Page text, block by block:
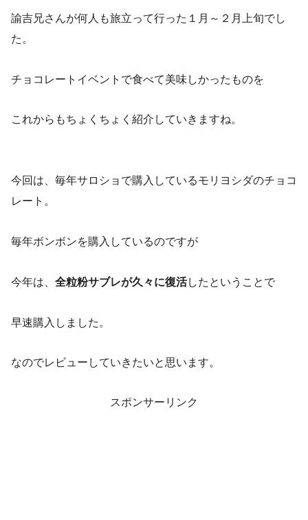
諭吉兄さんが何人も旅立って行った１月～２月上旬でし
た。
チョコレートイベントで食べて美味しかったものを
これからもちょくちょく紹介していきますね。
今回は、毎年サロショで購入しているモリヨシダのチョコ
レート。
毎年ボンボンを購入しているのですが
今年は、 全粒粉サブレが久々に復活したということで
早速購入しました。
なのでレビューしていきたいと思います。
スポンサーリンク